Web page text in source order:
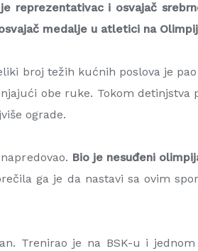
je reprezentativac i osvajač
medalje u atletici na
broj težih kućnih poslova je
obe ruke. Tokom
ograde.
Bio je nesuđeni
ga je da nastavi sa ovim
Trenirao je na BSK-u i